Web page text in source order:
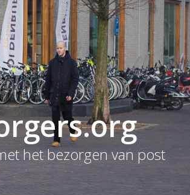
het bezorgen van post